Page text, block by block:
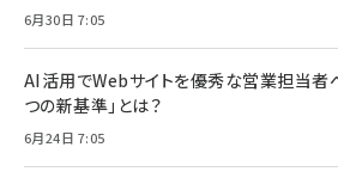
6月30日 7:05
AI活用でWebサイトを優秀な営業担当者
つの新基準」とは？
6月24日 7:05